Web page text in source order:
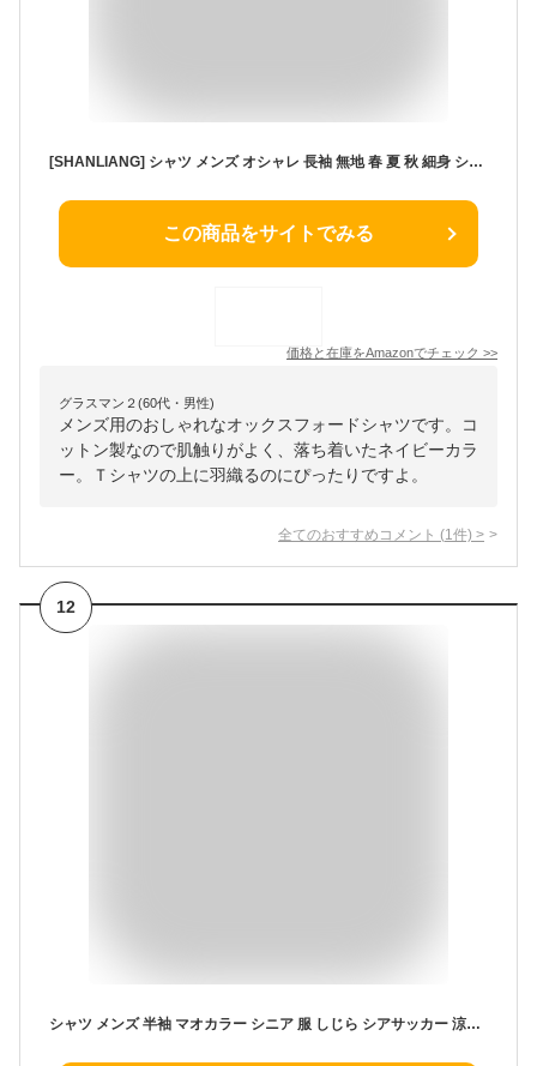
[SHANLIANG] シャツ メンズ オシャレ 長袖 無地 春 夏 秋 細身 シャツ メンズ オックスフォードシャツ 綿 スナップ (XXXL, ネイビー)
この商品をサイトでみる
価格と在庫をAmazonでチェック >>
グラスマン２(60代・男性)
メンズ用のおしゃれなオックスフォードシャツです。コ
ットン製なので肌触りがよく、落ち着いたネイビーカラ
ー。Ｔシャツの上に羽織るのにぴったりですよ。
全てのおすすめコメント (1 件) >
12
シャツ メンズ 半袖 マオカラー シニア 服 しじら シアサッカー 涼しいシャツ トップス シジラ 父の日 ギフト プレゼント 父 誕生日 ゆったり シニアファッション 夏物 夏 40代 50代 60代 70代 80代 男性 浮雲 送料無料 anp901